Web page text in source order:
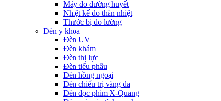
Máy đo đường huyết
Nhiệt kế đo thân nhiệt
Thước bị đo lường
Đèn y khoa
Đèn UV
Đèn khám
Đèn thị lực
Đèn tiểu phẫu
Đèn hồng ngoại
Đèn chiếu trị vàng da
Đèn đọc phim X-Quang